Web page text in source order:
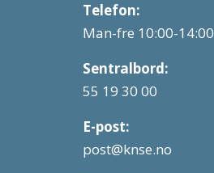
Telefon:
Man-fre 10:00-14:00
Sentralbord:
55 19 30 00
E-post:
post@knse.no